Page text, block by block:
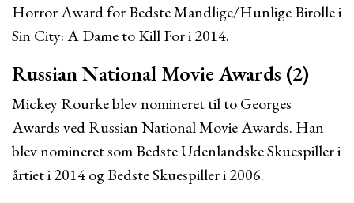
Horror Award for Bedste Mandlige/Hunlige Birolle i
Sin City: A Dame to Kill For i 2014.
Russian National Movie Awards (2)
Mickey Rourke blev nomineret til to Georges
Awards ved Russian National Movie Awards. Han
blev nomineret som Bedste Udenlandske Skuespiller i
årtiet i 2014 og Bedste Skuespiller i 2006.